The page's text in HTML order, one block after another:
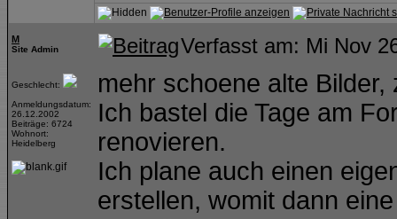
M
Site Admin
Geschlecht:
Anmeldungsdatum:
26.12.2002
Beiträge: 6724
Wohnort:
Heidelberg
Verfasst am: Mi Nov
mehr schoene alte Bilder,
Ich bastel die Tage am
renovieren.
Ich plane auch einen
erstellen, womit dann